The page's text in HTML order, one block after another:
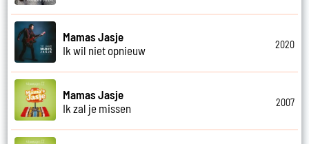
Mamas Jasje
Ik wil niet opnieuw
2020
Mamas Jasje
Ik zal je missen
2007